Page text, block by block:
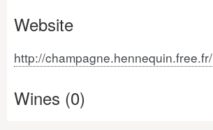
Website
http://champagne.hennequin.free.fr/
Wines (0)